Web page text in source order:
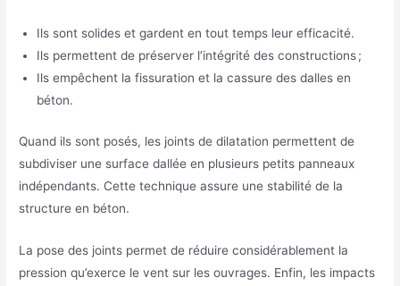
Ils sont solides et gardent en tout temps leur efficacité.
Ils permettent de préserver l’intégrité des constructions ;
Ils empêchent la fissuration et la cassure des dalles en
béton.
Quand ils sont posés, les joints de dilatation permettent de
subdiviser une surface dallée en plusieurs petits panneaux
indépendants. Cette technique assure une stabilité de la
structure en béton.
La pose des joints permet de réduire considérablement la
pression qu’exerce le vent sur les ouvrages. Enfin, les impacts